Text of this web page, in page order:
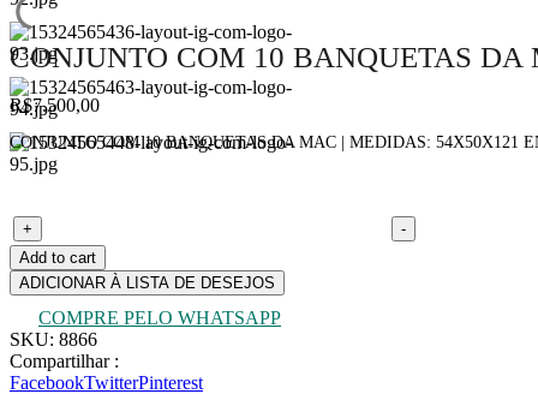
CONJUNTO COM 10 BANQUETAS DA
R$7.500,00
CONJUNTO COM 10 BANQUETAS DA MAC | MEDIDAS: 54X50X121
+
-
Add to cart
ADICIONAR À LISTA DE DESEJOS
COMPRE PELO WHATSAPP
SKU: 8866
Compartilhar :
FacebookTwitterPinterest